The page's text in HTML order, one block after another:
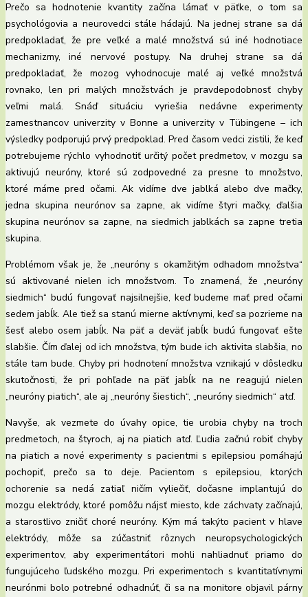
Prečo sa hodnotenie kvantity začína lámať v päťke, o tom sa
psychológovia a neurovedci stále hádajú. Na jednej strane sa dá
predpokladať, že pre veľké a malé množstvá sú iné hodnotiace
mechanizmy, iné nervové postupy. Na druhej strane sa dá
predpokladať, že mozog vyhodnocuje malé aj veľké množstvá
rovnako, len pri malých množstvách je pravdepodobnosť chyby
veľmi malá. Snáď situáciu vyriešia nedávne experimenty
zamestnancov univerzity v Bonne a univerzity v Tübingene – ich
výsledky podporujú prvý predpoklad. Pred časom vedci zistili, že keď
potrebujeme rýchlo vyhodnotiť určitý počet predmetov, v mozgu sa
aktivujú neuróny, ktoré sú zodpovedné za presne to množstvo,
ktoré máme pred očami. Ak vidíme dve jablká alebo dve mačky,
jedna skupina neurónov sa zapne, ak vidíme štyri mačky, ďalšia
skupina neurónov sa zapne, na siedmich jablkách sa zapne tretia
skupina.
Problémom však je, že „neuróny s okamžitým odhadom množstva“
sú aktivované nielen ich množstvom. To znamená, že „neuróny
siedmich“ budú fungovať najsilnejšie, keď budeme mať pred očami
sedem jabĺk. Ale tiež sa stanú mierne aktívnymi, keď sa pozrieme na
šesť alebo osem jabĺk. Na päť a deväť jabĺk budú fungovať ešte
slabšie. Čím ďalej od ich množstva, tým bude ich aktivita slabšia, no
stále tam bude. Chyby pri hodnotení množstva vznikajú v dôsledku
skutočnosti, že pri pohľade na päť jabĺk na ne reagujú nielen
„neuróny piatich“, ale aj „neuróny šiestich“, „neuróny siedmich“ atď.
Navyše, ak vezmete do úvahy opice, tie urobia chyby na troch
predmetoch, na štyroch, aj na piatich atď. Ľudia začnú robiť chyby
na piatich a nové experimenty s pacientmi s epilepsiou pomáhajú
pochopiť, prečo sa to deje. Pacientom s epilepsiou, ktorých
ochorenie sa nedá zatiaľ ničím vyliečiť, dočasne implantujú do
mozgu elektródy, ktoré pomôžu nájsť miesto, kde záchvaty začínajú,
a starostlivo zničiť choré neuróny. Kým má takýto pacient v hlave
elektródy, môže sa zúčastniť rôznych neuropsychologických
experimentov, aby experimentátori mohli nahliadnuť priamo do
fungujúceho ľudského mozgu. Pri experimentoch s kvantitatívnymi
neurónmi bolo potrebné odhadnúť, či sa na monitore objavil párny